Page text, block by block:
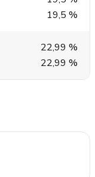
19,5 %
22,99 %
22,99 %